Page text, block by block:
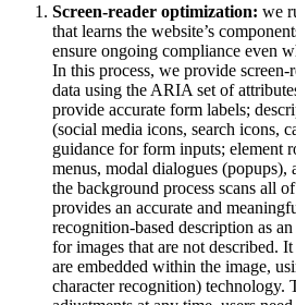
Screen-reader optimization: we
that learns the website’s
ensure ongoing compliance even
In this process, we provide
data using the ARIA set of
provide accurate form labels;
(social media icons, search icons,
guidance for form inputs; element
menus, modal dialogues (popups),
the background process scans all
provides an accurate and
recognition-based description as
for images that are not described.
are embedded within the image,
character recognition) technology.